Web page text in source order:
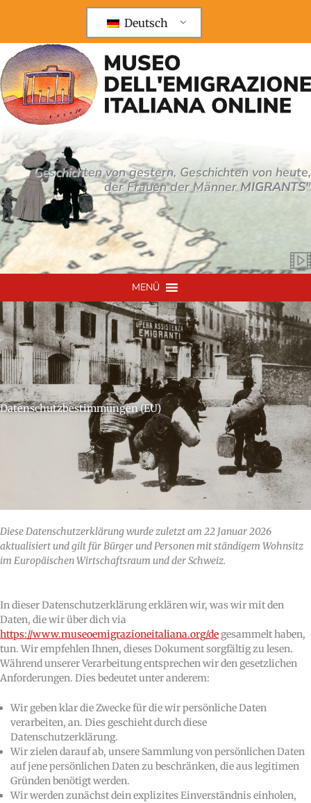
Deutsch
Geschichten von gestern, Geschichten von heute,
der Frauen der MännerMIGRANTS"
MENÜ
Datenschutzbestimmungen (EU)
Diese Datenschutzerklärung wurde zuletzt am 22 Januar 2026
aktualisiert und gilt für Bürger und Personen mit ständigem Wohnsitz
im Europäischen Wirtschaftsraum und der Schweiz.
In dieser Datenschutzerklärung erklären wir, was wir mit den
Daten, die wir über dich via
https://www.museoemigrazioneitaliana.org/de gesammelt haben,
tun. Wir empfehlen Ihnen, dieses Dokument sorgfältig zu lesen.
Während unserer Verarbeitung entsprechen wir den gesetzlichen
Anforderungen. Dies bedeutet unter anderem:
Wir geben klar die Zwecke für die wir persönliche Daten
verarbeiten, an. Dies geschieht durch diese
Datenschutzerklärung.
Wir zielen darauf ab, unsere Sammlung von persönlichen Daten
auf jene persönlichen Daten zu beschränken, die aus legitimen
Gründen benötigt werden.
Wir werden zunächst dein explizites Einverständnis einholen,